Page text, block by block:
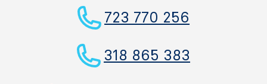
723 770 256
318 865 383